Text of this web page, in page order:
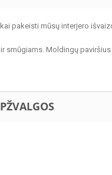
pakeisti mūsų interjero
smūgiams. Moldingų